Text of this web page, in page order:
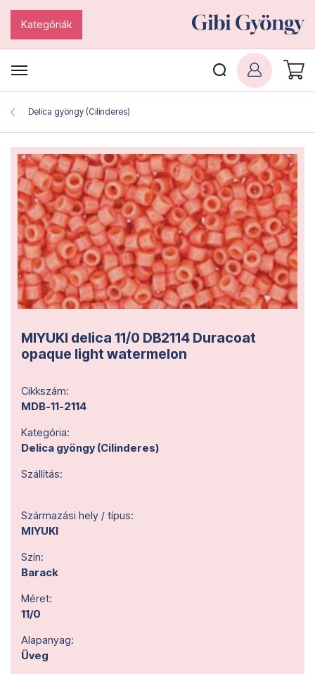
Kategóriák
Delica gyöngy (Cilinderes)
MIYUKI delica 11/0 DB2114 Duracoat
opaque light watermelon
Cikkszám:
MDB-11-2114
Kategória:
Delica gyöngy (Cilinderes)
Szállítás:
Származási hely / típus:
MIYUKI
Szín:
Barack
Méret:
11/0
Alapanyag:
Üveg